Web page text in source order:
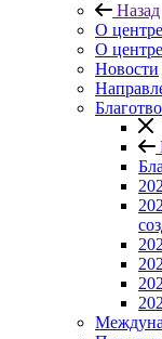
Назад
О центре
О центре
Новости